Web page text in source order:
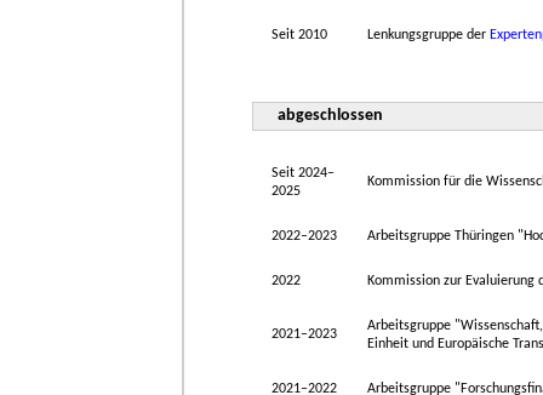
Seit 2010 Lenkungsgruppe der
abgeschlossen
Seit 2024–
2025
Kommission für die
2022–2023 Arbeitsgruppe Thüringen
2022 Kommission zur Evaluierung
2021–2023
Arbeitsgruppe
Einheit und Europäische
2021–2022 Arbeitsgruppe